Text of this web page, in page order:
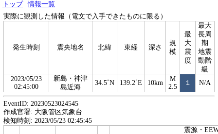
トップ
情報一覧
実際に観測した情報（電文で入手できたものに限る）
発生時刻 震央地名 北緯 東経 深さ
規
模
最
大
震
度
最大
長周
期
地震
動階
級
2023/05/23
02:45:00
新島・神津
島近海
34.5˚N 139.2˚E 10km
M
2.5
１ N/A
EventID: 20230523024545
作成官署: 大阪管区気象台
検知時刻: 2023/05/23 02:45:45
震源・